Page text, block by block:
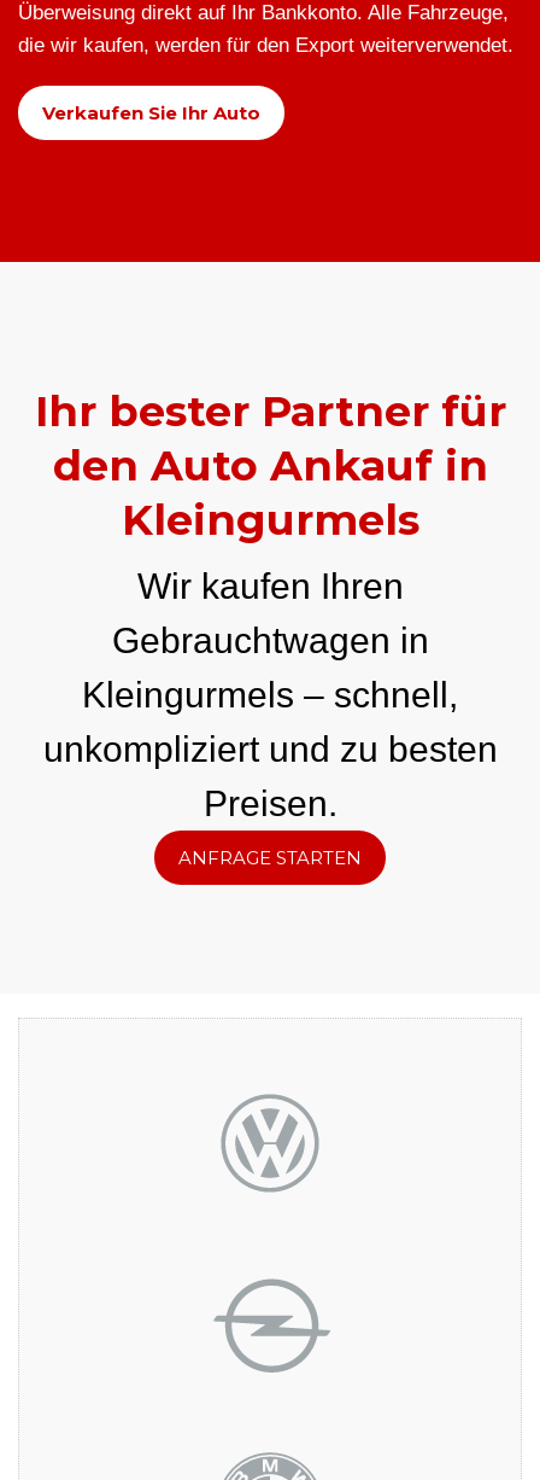
Überweisung direkt auf Ihr Bankkonto. Alle Fahrzeuge,
die wir kaufen, werden für den Export weiterverwendet.
Verkaufen Sie Ihr Auto
Ihr bester Partner für
den Auto Ankauf in
Kleingurmels
Wir kaufen Ihren
Gebrauchtwagen in
Kleingurmels – schnell,
unkompliziert und zu besten
Preisen.
ANFRAGE STARTEN